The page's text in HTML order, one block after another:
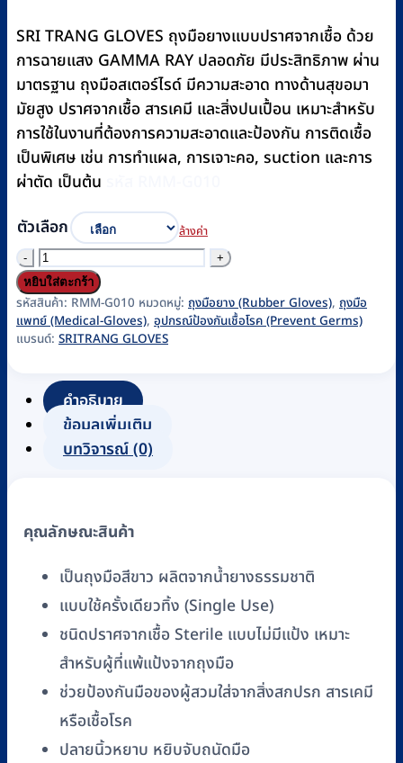
was:
฿470.
is:
฿460.
SRI TRANG GLOVES ถุงมือยางแบบปราศจากเชื้อ ด้วย
การฉายแสง GAMMA RAY ปลอดภัย มีประสิทธิภาพ ผ่าน
มาตรฐาน ถุงมือสเตอร์ไรด์ มีความสะอาด ทางด้านสุขอมา
มัยสูง ปราศจากเชื้อ สารเคมี และสิ่งปนเปื้อน เหมาะสำหรับ
การใช้ในงานที่ต้องการความสะอาดและป้องกัน การติดเชื้อ
เป็นพิเศษ เช่น การทำแผล, การเจาะคอ, suction และการ
ผ่าตัด เป็นต้น
ตัวเลือก
ล้างค่า
จำนวน
ถุงมือ
ตรวจ
โรค
เต
อร์
คู่/
สี
เขียว
ศรี
ตรัง
โกลฟส์
(SRITRANG
GLOVES)
หยิบใส่ตะกร้า
รหัสสินค้า: RMM-G010 หมวดหมู่: ถุงมือยาง (Rubber Gloves), ถุงมือ
แพทย์ (Medical-Gloves), อุปกรณ์ป้องกันเชื้อโรค (Prevent Germs)
แบรนด์: SRITRANG GLOVES
คำอธิบาย
ข้อมูลเพิ่มเติม
บทวิจารณ์ (0)
คุณลักษณะสินค้า
เป็นถุงมือสีขาว ผลิตจากน้ำยางธรรมชาติ
แบบใช้ครั้งเดียวทิ้ง (Single Use)
ชนิดปราศจากเชื้อ Sterile แบบไม่มีแป้ง เหมาะ
สำหรับผู้ที่แพ้แป้งจากถุงมือ
ช่วยป้องกันมือของผู้สวมใส่จากสิ่งสกปรก สารเคมี
หรือเชื้อโรค
ปลายนิ้วหยาบ หยิบจับถนัดมือ